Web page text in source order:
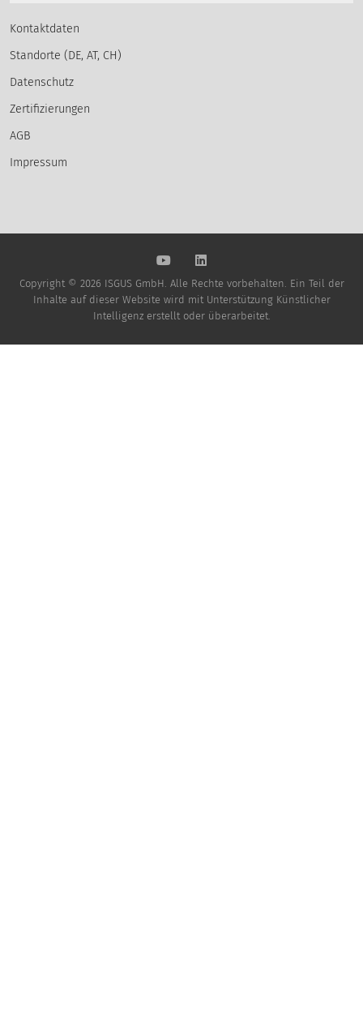
Kontaktdaten
Standorte (DE, AT, CH)
Datenschutz
Zertifizierungen
AGB
Impressum
Copyright © 2026 ISGUS GmbH. Alle Rechte vorbehalten. Ein Teil der
Inhalte auf dieser Website wird mit Unterstützung Künstlicher
Intelligenz erstellt oder überarbeitet.